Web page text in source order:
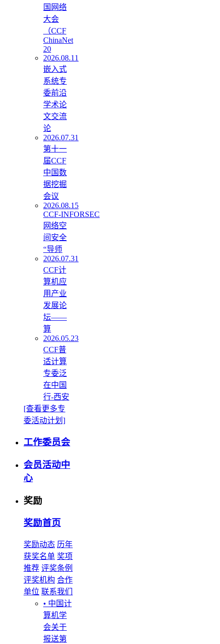
国网络
大会
（CCF
ChinaNet
20
2026.08.11
嵌入式
系统专
委前沿
学术论
文交流
论
2026.07.31
第十一
届CCF
中国数
据挖掘
会议
2026.08.15
CCF‑INFORSEC
网络空
间安全
“导师
2026.07.31
CCF计
算机应
用产业
发展论
坛——
算
2026.05.23
CCF普
适计算
专委泛
在中国
行‑西安
[查看更多专
委活动计划]
工作委员会
会员活动中
心
奖励
奖励首页
奖励动态 历年
获奖名单 奖项
推荐 评奖条例
评奖机构 合作
单位 联系我们
• 中国计
算机学
会关于
报送第